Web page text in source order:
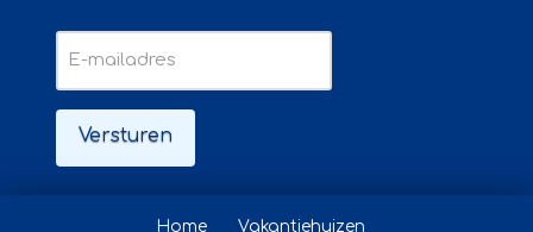
Home Vakantiehuizen